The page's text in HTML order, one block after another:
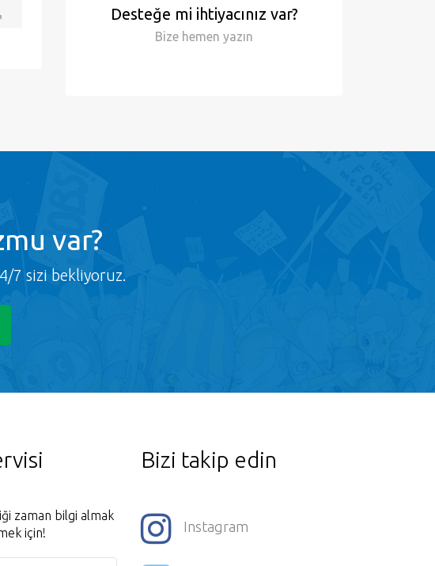
Desteğe mi ihtiyacınız var?
Bize hemen yazın
var?
7 sizi bekliyoruz.
zaman bilgi almak
için!
Bizi takip edin
Instagram